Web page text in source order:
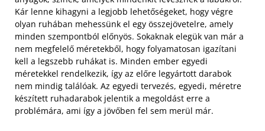
Kár lenne kihagyni a legjobb lehetőségeket, hogy végre
olyan ruhában mehessünk el egy összejövetelre, amely
minden szempontból előnyös. Sokaknak elegük van már a
nem megfelelő méretekből, hogy folyamatosan igazítani
kell a legszebb ruhákat is. Minden ember egyedi
méretekkel rendelkezik, így az előre legyártott darabok
nem mindig találóak. Az egyedi tervezés, egyedi, méretre
készített ruhadarabok jelentik a megoldást erre a
problémára, ami így a jövőben fel sem merül már.